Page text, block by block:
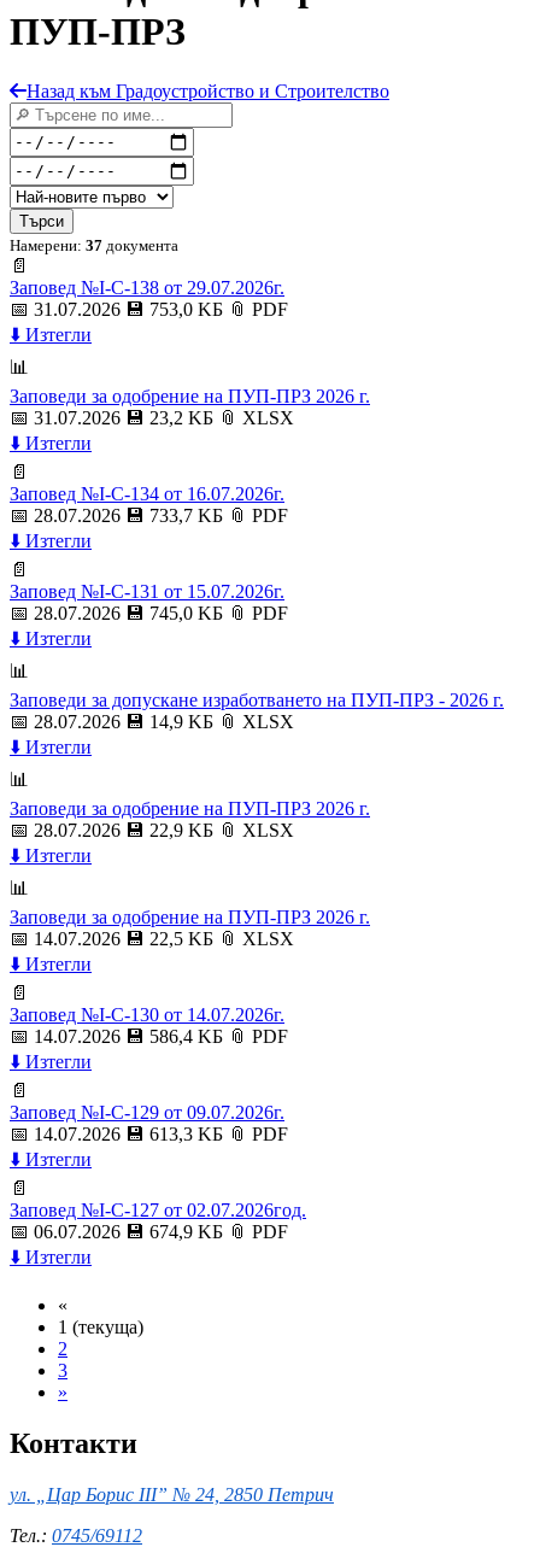
ПУП-ПРЗ
Назад към Градоустройство и Строителство
Търси
Намерени: 37 документа
📄
Заповед №I-C-138 от 29.07.2026г.
📅 31.07.2026 💾 753,0 KБ 📎 PDF
⬇️ Изтегли
📊
Заповеди за одобрение на ПУП-ПРЗ 2026 г.
📅 31.07.2026 💾 23,2 KБ 📎 XLSX
⬇️ Изтегли
📄
Заповед №I-C-134 от 16.07.2026г.
📅 28.07.2026 💾 733,7 KБ 📎 PDF
⬇️ Изтегли
📄
Заповед №I-C-131 от 15.07.2026г.
📅 28.07.2026 💾 745,0 KБ 📎 PDF
⬇️ Изтегли
📊
Заповеди за допускане изработването на ПУП-ПРЗ - 2026 г.
📅 28.07.2026 💾 14,9 KБ 📎 XLSX
⬇️ Изтегли
📊
Заповеди за одобрение на ПУП-ПРЗ 2026 г.
📅 28.07.2026 💾 22,9 KБ 📎 XLSX
⬇️ Изтегли
📊
Заповеди за одобрение на ПУП-ПРЗ 2026 г.
📅 14.07.2026 💾 22,5 KБ 📎 XLSX
⬇️ Изтегли
📄
Заповед №I-C-130 от 14.07.2026г.
📅 14.07.2026 💾 586,4 KБ 📎 PDF
⬇️ Изтегли
📄
Заповед №I-C-129 от 09.07.2026г.
📅 14.07.2026 💾 613,3 KБ 📎 PDF
⬇️ Изтегли
📄
Заповед №I-C-127 от 02.07.2026год.
📅 06.07.2026 💾 674,9 KБ 📎 PDF
⬇️ Изтегли
«
1 (текуща)
2
3
»
Контакти
ул. „Цар Борис III” № 24, 2850 Петрич
Тел.: 0745/69112